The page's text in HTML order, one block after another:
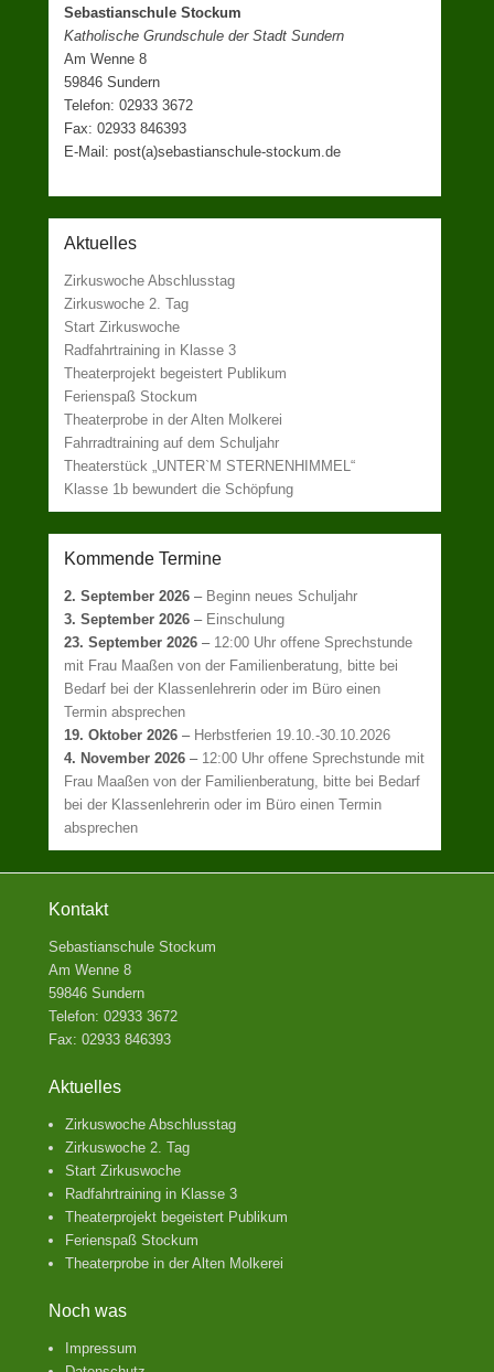
Sebastianschule Stockum
Katholische Grundschule der Stadt Sundern
Am Wenne 8
59846 Sundern
Telefon: 02933 3672
Fax: 02933 846393
E-Mail: post(a)sebastianschule-stockum.de
Aktuelles
Zirkuswoche Abschlusstag
Zirkuswoche 2. Tag
Start Zirkuswoche
Radfahrtraining in Klasse 3
Theaterprojekt begeistert Publikum
Ferienspaß Stockum
Theaterprobe in der Alten Molkerei
Fahrradtraining auf dem Schuljahr
Theaterstück „UNTER`M STERNENHIMMEL“
Klasse 1b bewundert die Schöpfung
Kommende Termine
2. September 2026 – Beginn neues Schuljahr
3. September 2026 – Einschulung
23. September 2026 – 12:00 Uhr offene Sprechstunde
mit Frau Maaßen von der Familienberatung, bitte bei
Bedarf bei der Klassenlehrerin oder im Büro einen
Termin absprechen
19. Oktober 2026 – Herbstferien 19.10.-30.10.2026
4. November 2026 – 12:00 Uhr offene Sprechstunde mit
Frau Maaßen von der Familienberatung, bitte bei Bedarf
bei der Klassenlehrerin oder im Büro einen Termin
absprechen
Kontakt
Sebastianschule Stockum
Am Wenne 8
59846 Sundern
Telefon: 02933 3672
Fax: 02933 846393
Aktuelles
Zirkuswoche Abschlusstag
Zirkuswoche 2. Tag
Start Zirkuswoche
Radfahrtraining in Klasse 3
Theaterprojekt begeistert Publikum
Ferienspaß Stockum
Theaterprobe in der Alten Molkerei
Noch was
Impressum